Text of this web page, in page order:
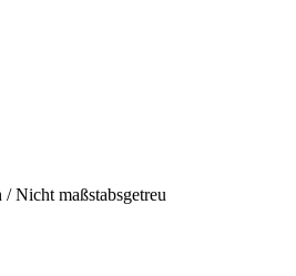
Nicht maßstabsgetreu